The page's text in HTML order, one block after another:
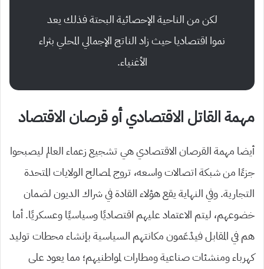
لكن من الناحية الإحصائية البحتة فذلك يعد
نموا اقتصاديا حيث زاد الناتج الإجمالي المحلي بثراء
الأغنياء.
مهمة القاتل الاقتصادي أو قرصان الاقتصاد
أيضا مهمة القرصان الاقتصادي هي تشجيع زعماء العالم ليصبحوا
جزءًا من شبكة اتصالات واسعه، تروج لمصالح الولايات المتحدة
التجارية. وفي النهاية يقع هؤلاء القادة في شراك الديون لضمان
خضوعهم، ليتم الاعتماد عليهم اقتصاديًا وسياسيًا وعسكريًا. أما
هم في المقابل فيدْعَمون مكانتهم السياسية بإنشاء محطات توليد
كهرباء ومنشئات صناعية ومطارات لمواطنيهم؛ مما يعود على